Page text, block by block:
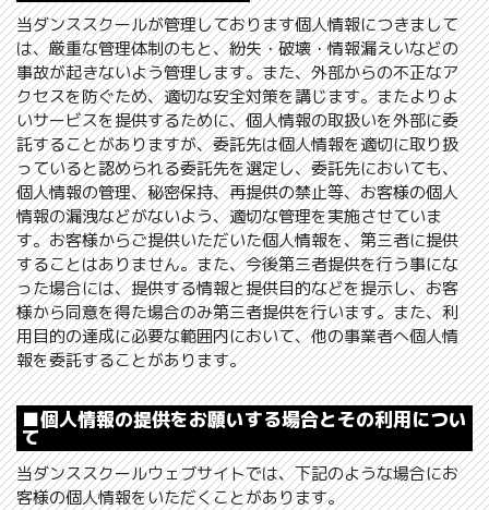
当ダンススクールが管理しております個人情報につきまして
は、厳重な管理体制のもと、紛失・破壊・情報漏えいなどの
事故が起きないよう管理します。また、外部からの不正なア
クセスを防ぐため、適切な安全対策を講じます。またよりよ
いサービスを提供するために、個人情報の取扱いを外部に委
託することがありますが、委託先は個人情報を適切に取り扱
っていると認められる委託先を選定し、委託先においても、
個人情報の管理、秘密保持、再提供の禁止等、お客様の個人
情報の漏洩などがないよう、適切な管理を実施させていま
す。お客様からご提供いただいた個人情報を、第三者に提供
することはありません。また、今後第三者提供を行う事にな
った場合には、提供する情報と提供目的などを提示し、お客
様から同意を得た場合のみ第三者提供を行います。また、利
用目的の達成に必要な範囲内において、他の事業者へ個人情
報を委託することがあります。
■個人情報の提供をお願いする場合とその利用につい
て
当ダンススクールウェブサイトでは、下記のような場合にお
客様の個人情報をいただくことがあります。